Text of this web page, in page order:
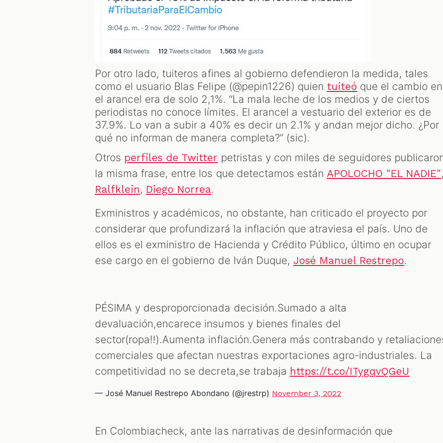
Por otro lado, tuiteros afines al gobierno defendieron la medida, tales
como el usuario Blas Felipe (@pepin1226) quien tuiteó que el cambio en
el arancel era de solo 2,1%. “La mala leche de los medios y de ciertos
periodistas no conoce límites. El arancel a vestuario del exterior es de
37.9%. Lo van a subir a 40% es decir un 2.1% y andan mejor dicho. ¿Por
qué no informan de manera completa?” (sic).
Otros perfiles de Twitter petristas y con miles de seguidores
la misma frase, entre los que detectamos están APOLOCHO "EL NADIE"
Ralfklein, Diego Norrea.
Exministros y académicos, no obstante, han criticado el proyecto por
considerar que profundizará la inflación que atraviesa el país. Uno de
ellos es el exministro de Hacienda y Crédito Público, último en ocupar
ese cargo en el gobierno de Iván Duque, José Manuel Restrepo.
PÉSIMA y desproporcionada decisión.Sumado a alta
devaluación,encarece insumos y bienes finales del
sector(ropa!!).Aumenta inflación.Genera más contrabando y
comerciales que afectan nuestras exportaciones agro-industriales. La
competitividad no se decreta,se trabaja https://t.co/ITygqvQGeU
— José Manuel Restrepo Abondano (@jrestrp) November 3, 2022
En Colombiacheck, ante las narrativas de desinformación que